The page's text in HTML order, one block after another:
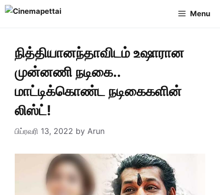
Skip
Menu
நித்தியானந்தாவிடம் உஷாரான
முன்னணி நடிகை..
மாட்டிக்கொண்ட நடிகைகளின்
லிஸ்ட்!
பிப்ரவரி 13, 2022 by Arun